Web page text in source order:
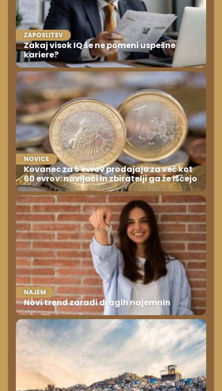
ZAPOSLITEV
Zakaj visok IQ še ne pomeni uspešne
kariere?
NOVICE
Kovanec za 5 evrov prodajajo za več kot
60 evrov: navijači in zbiratelji ga že iščejo
NAJEM
Novi trend zaradi dragih najemnin